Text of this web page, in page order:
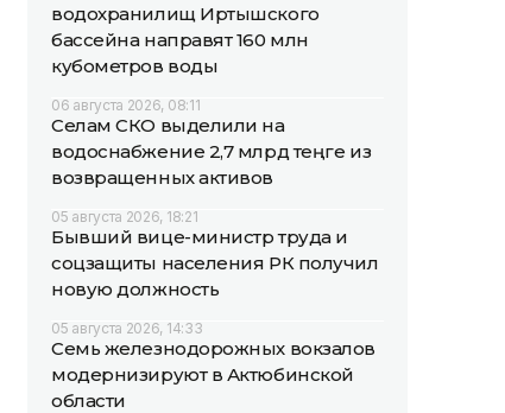
водохранилищ Иртышского
бассейна направят 160 млн
кубометров воды
06 августа 2026, 08:11
Селам СКО выделили на
водоснабжение 2,7 млрд теңге из
возвращенных активов
05 августа 2026, 18:21
Бывший вице-министр труда и
соцзащиты населения РК получил
новую должность
05 августа 2026, 14:33
Семь железнодорожных вокзалов
модернизируют в Актюбинской
области